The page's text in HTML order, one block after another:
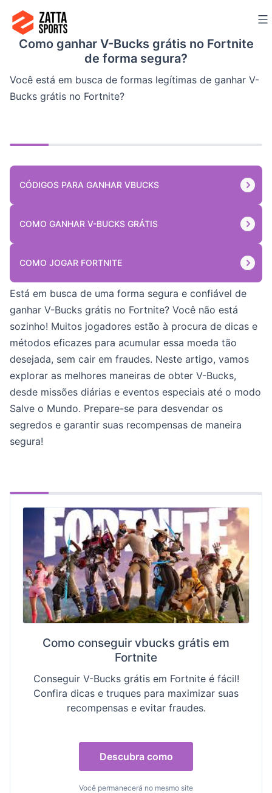
para
Como ganhar V-Bucks grátis no Fortnite
de forma segura?
Você está em busca de formas legítimas de ganhar V-
Bucks grátis no Fortnite?
CÓDIGOS PARA GANHAR VBUCKS
COMO GANHAR V-BUCKS GRÁTIS
COMO JOGAR FORTNITE
Está em busca de uma forma segura e confiável de
ganhar V-Bucks grátis no Fortnite? Você não está
sozinho! Muitos jogadores estão à procura de dicas e
métodos eficazes para acumular essa moeda tão
desejada, sem cair em fraudes. Neste artigo, vamos
explorar as melhores maneiras de obter V-Bucks,
desde missões diárias e eventos especiais até o modo
Salve o Mundo. Prepare-se para desvendar os
segredos e garantir suas recompensas de maneira
segura!
Como conseguir vbucks grátis em
Fortnite
Conseguir V-Bucks grátis em Fortnite é fácil!
Confira dicas e truques para maximizar suas
recompensas e evitar fraudes.
Descubra como
Você permanecerá no mesmo site